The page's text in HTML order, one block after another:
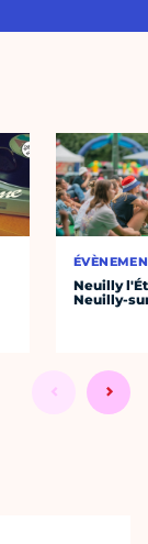
Neuilly
Neuilly-